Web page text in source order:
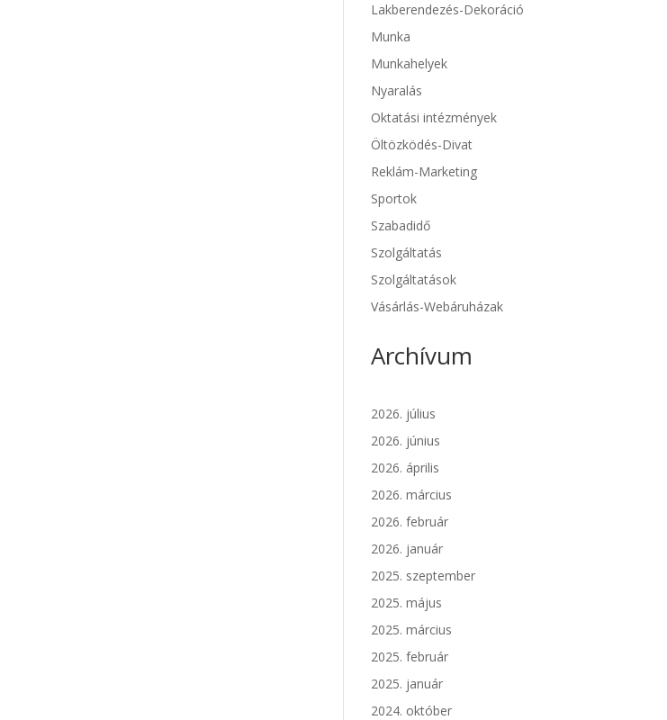
Lakberendezés-Dekoráció
Munka
Munkahelyek
Nyaralás
Oktatási intézmények
Öltözködés-Divat
Reklám-Marketing
Sportok
Szabadidő
Szolgáltatás
Szolgáltatások
Vásárlás-Webáruházak
Archívum
2026. július
2026. június
2026. április
2026. március
2026. február
2026. január
2025. szeptember
2025. május
2025. március
2025. február
2025. január
2024. október